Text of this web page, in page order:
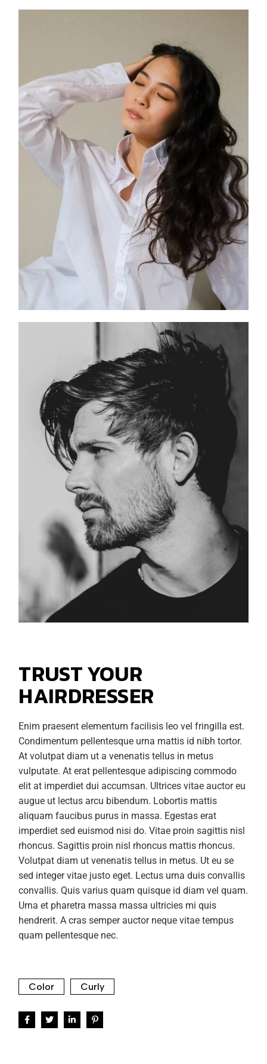
TRUST YOUR
HAIRDRESSER
Enim praesent elementum facilisis leo vel fringilla est.
Condimentum pellentesque urna mattis id nibh tortor.
At volutpat diam ut a venenatis tellus in metus
vulputate. At erat pellentesque adipiscing commodo
elit at imperdiet dui accumsan. Ultrices vitae auctor eu
augue ut lectus arcu bibendum. Lobortis mattis
aliquam faucibus purus in massa. Egestas erat
imperdiet sed euismod nisi do. Vitae proin sagittis nisl
rhoncus. Sagittis proin nisl rhoncus mattis rhoncus.
Volutpat diam ut venenatis tellus in metus. Ut eu se
sed integer vitae justo eget. Lectus urna duis convallis
convallis. Quis varius quam quisque id diam vel quam.
Urna et pharetra massa massa ultricies mi quis
hendrerit. A cras semper auctor neque vitae tempus
quam pellentesque nec.
Color Curly